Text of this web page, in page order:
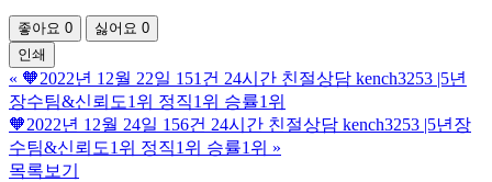
좋아요 0 싫어요 0
인쇄
« 🧡2022년 12월 22일 151건 24시간 친절상담 kench3253 |5년
장수팀&신뢰도1위 정직1위 승률1위
🧡2022년 12월 24일 156건 24시간 친절상담 kench3253 |5년장
수팀&신뢰도1위 정직1위 승률1위 »
목록보기